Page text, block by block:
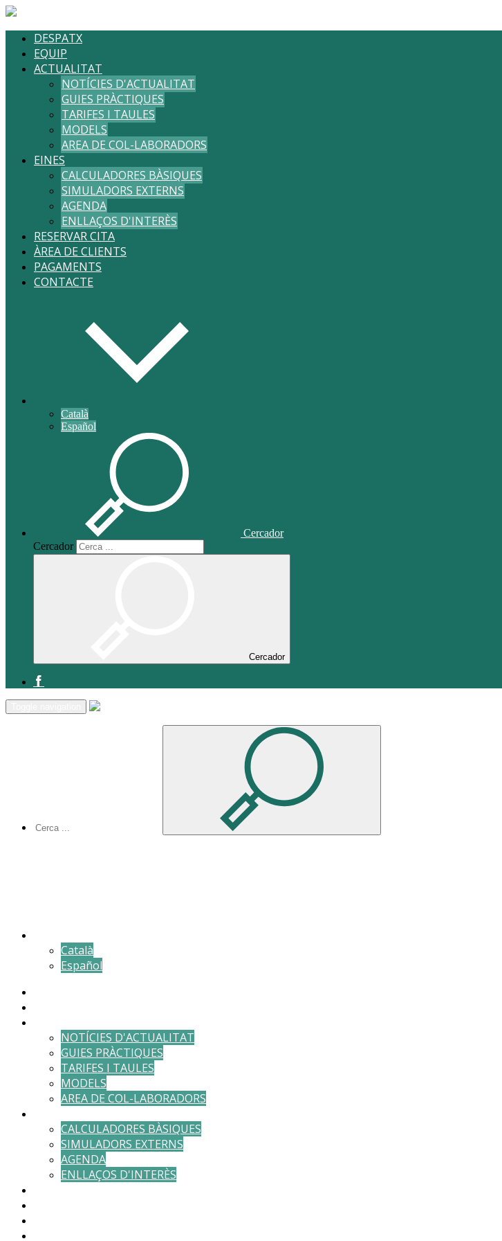
DESPATX
EQUIP
ACTUALITAT
NOTÍCIES D'ACTUALITAT
GUIES PRÀCTIQUES
TARIFES I TAULES
MODELS
AREA DE COL-LABORADORS
EINES
CALCULADORES BÀSIQUES
SIMULADORS EXTERNS
AGENDA
ENLLAÇOS D'INTERÈS
RESERVAR CITA
ÀREA DE CLIENTS
PAGAMENTS
CONTACTE
Català
Español
Cercador
Cercador
Cercador
Català
Español
NOTÍCIES D'ACTUALITAT
GUIES PRÀCTIQUES
TARIFES I TAULES
MODELS
AREA DE COL-LABORADORS
CALCULADORES BÀSIQUES
SIMULADORS EXTERNS
AGENDA
ENLLAÇOS D'INTERÈS